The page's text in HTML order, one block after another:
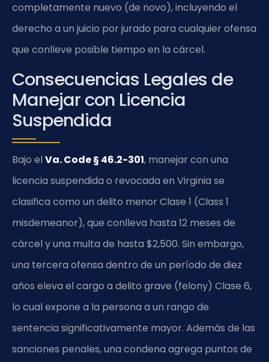
completamente nuevo (de novo), incluyendo el
derecho a un juicio por jurado para cualquier ofensa
que conlleve posible tiempo en la cárcel.
Consecuencias Legales de
Manejar con Licencia
Suspendida
Bajo el Va. Code § 46.2-301, manejar con una
licencia suspendida o revocada en Virginia se
clasifica como un delito menor Clase 1 (Class 1
misdemeanor), que conlleva hasta 12 meses de
cárcel y una multa de hasta $2,500. Sin embargo,
una tercera ofensa dentro de un período de diez
años eleva el cargo a delito grave (felony) Clase 6,
lo cual expone a la persona a un rango de
sentencia significativamente mayor. Además de las
sanciones penales, una condena agrega puntos de